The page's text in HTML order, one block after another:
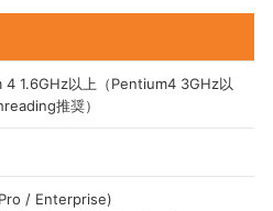
1.6GHz以上（Pentium4 3GHz以
推奨）
/ Enterprise)